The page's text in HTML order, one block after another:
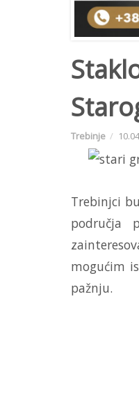
Trebinje
Trebinjci
područja
mogućim
pažnju.